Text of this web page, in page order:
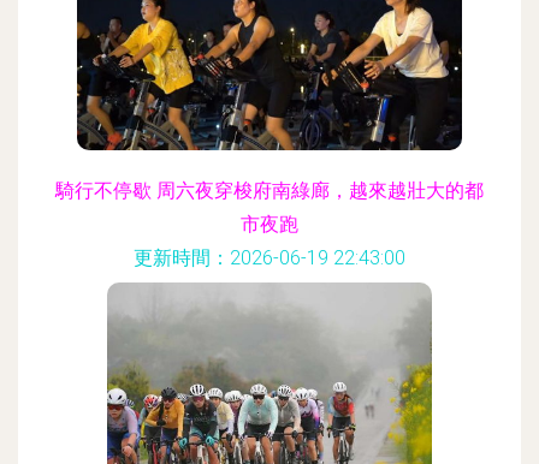
騎行不停歇 周六夜穿梭府南綠廊，越來越壯大的都
市夜跑
更新時間：2026-06-19 22:43:00